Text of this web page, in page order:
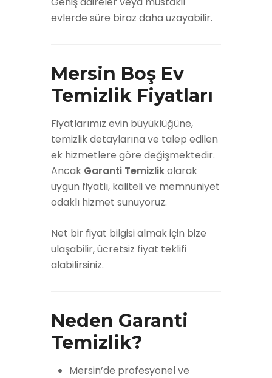
evlerde süre biraz daha uzayabilir.
Mersin Boş Ev
Temizlik Fiyatları
Fiyatlarımız evin büyüklüğüne,
temizlik detaylarına ve talep edilen
ek hizmetlere göre değişmektedir.
Ancak Garanti Temizlikolarak
uygun fiyatlı, kaliteli ve memnuniyet
odaklı hizmet sunuyoruz.
Net bir fiyat bilgisi almak için bize
ulaşabilir, ücretsiz fiyat teklifi
alabilirsiniz.
Neden Garanti
Temizlik?
Mersin’de profesyonel ve